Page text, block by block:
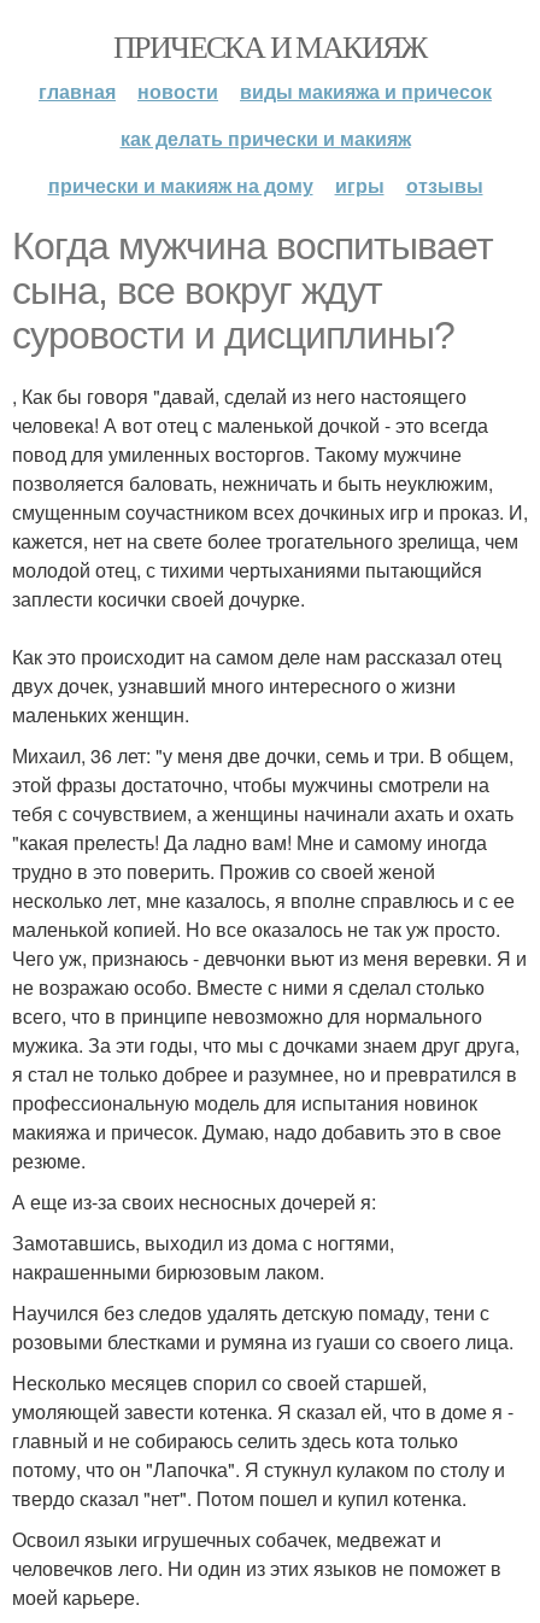
ПРИЧЕСКА И МАКИЯЖ
главная новости
виды макияжа и причесок
как делать прически и макияж
прически и макияж на дому
игры отзывы
Когда мужчина воспитывает
сына, все вокруг ждут
суровости и дисциплины?
, Как бы говоря "давай, сделай из него настоящего
человека! А вот отец с маленькой дочкой - это всегда
повод для умиленных восторгов. Такому мужчине
позволяется баловать, нежничать и быть неуклюжим,
смущенным соучастником всех дочкиных игр и проказ. И,
кажется, нет на свете более трогательного зрелища, чем
молодой отец, с тихими чертыханиями пытающийся
заплести косички своей дочурке.
Как это происходит на самом деле нам рассказал отец
двух дочек, узнавший много интересного о жизни
маленьких женщин.
Михаил, 36 лет: "у меня две дочки, семь и три. В общем,
этой фразы достаточно, чтобы мужчины смотрели на
тебя с сочувствием, а женщины начинали ахать и охать
"какая прелесть! Да ладно вам! Мне и самому иногда
трудно в это поверить. Прожив со своей женой
несколько лет, мне казалось, я вполне справлюсь и с ее
маленькой копией. Но все оказалось не так уж просто.
Чего уж, признаюсь - девчонки вьют из меня веревки. Я и
не возражаю особо. Вместе с ними я сделал столько
всего, что в принципе невозможно для нормального
мужика. За эти годы, что мы с дочками знаем друг друга,
я стал не только добрее и разумнее, но и превратился в
профессиональную модель для испытания новинок
макияжа и причесок. Думаю, надо добавить это в свое
резюме.
А еще из-за своих несносных дочерей я:
Замотавшись, выходил из дома с ногтями,
накрашенными бирюзовым лаком.
Научился без следов удалять детскую помаду, тени с
розовыми блестками и румяна из гуаши со своего лица.
Несколько месяцев спорил со своей старшей,
умоляющей завести котенка. Я сказал ей, что в доме я -
главный и не собираюсь селить здесь кота только
потому, что он "Лапочка". Я стукнул кулаком по столу и
твердо сказал "нет". Потом пошел и купил котенка.
Освоил языки игрушечных собачек, медвежат и
человечков лего. Ни один из этих языков не поможет в
моей карьере.